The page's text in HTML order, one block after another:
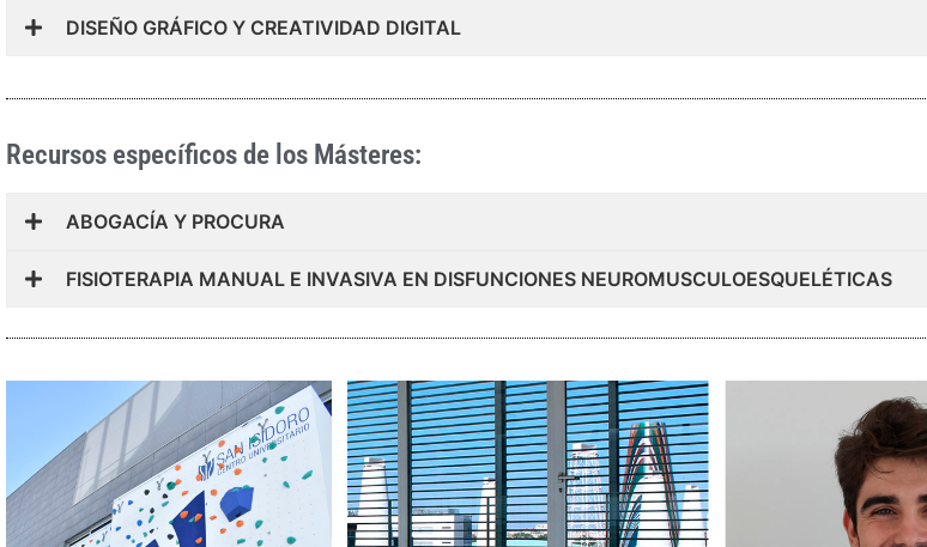
DISEÑO GRÁFICO Y CREATIVIDAD DIGITAL
Recursos específicos de los Másteres:
ABOGACÍA Y PROCURA
FISIOTERAPIA MANUAL E INVASIVA EN DISFUNCIONES NEUROMUSCULOESQUELÉTICAS